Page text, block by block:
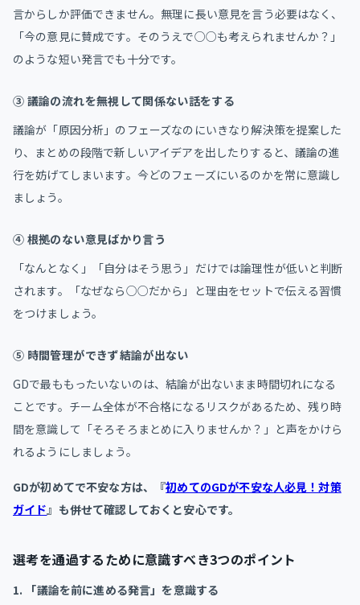
言からしか評価できません。無理に長い意見を言う必要はなく、
「今の意見に賛成です。そのうえで○○も考えられませんか？」
のような短い発言でも十分です。
③ 議論の流れを無視して関係ない話をする
議論が「原因分析」のフェーズなのにいきなり解決策を提案した
り、まとめの段階で新しいアイデアを出したりすると、議論の進
行を妨げてしまいます。今どのフェーズにいるのかを常に意識し
ましょう。
④ 根拠のない意見ばかり言う
「なんとなく」「自分はそう思う」だけでは論理性が低いと判断
されます。「なぜなら○○だから」と理由をセットで伝える習慣
をつけましょう。
⑤ 時間管理ができず結論が出ない
GDで最ももったいないのは、結論が出ないまま時間切れになる
ことです。チーム全体が不合格になるリスクがあるため、残り時
間を意識して「そろそろまとめに入りませんか？」と声をかけら
れるようにしましょう。
GDが初めてで不安な方は、『初めてのGDが不安な人必見！対策
ガイド 』も併せて確認しておくと安心です。
選考を通過するために意識すべき3つのポイント
1. 「議論を前に進める発言」を意識する